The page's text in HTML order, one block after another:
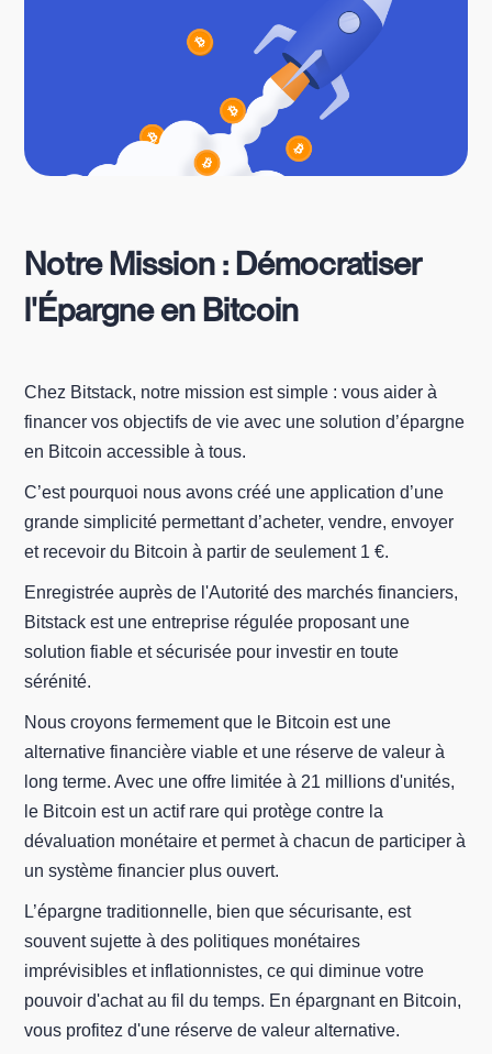
Notre Mission : Démocratiser
l'Épargne en Bitcoin
Chez Bitstack, notre mission est simple : vous aider à
financer vos objectifs de vie avec une solution d’épargne
en Bitcoin accessible à tous.
C’est pourquoi nous avons créé une application d’une
grande simplicité permettant d’acheter, vendre, envoyer
et recevoir du Bitcoin à partir de seulement 1 €.
Enregistrée auprès de l'Autorité des marchés financiers,
Bitstack est une entreprise régulée proposant une
solution fiable et sécurisée pour investir en toute
sérénité.
Nous croyons fermement que le Bitcoin est une
alternative financière viable et une réserve de valeur à
long terme. Avec une offre limitée à 21 millions d'unités,
le Bitcoin est un actif rare qui protège contre la
dévaluation monétaire et permet à chacun de participer à
un système financier plus ouvert.
L’épargne traditionnelle, bien que sécurisante, est
souvent sujette à des politiques monétaires
imprévisibles et inflationnistes, ce qui diminue votre
pouvoir d'achat au fil du temps. En épargnant en Bitcoin,
vous profitez d'une réserve de valeur alternative.